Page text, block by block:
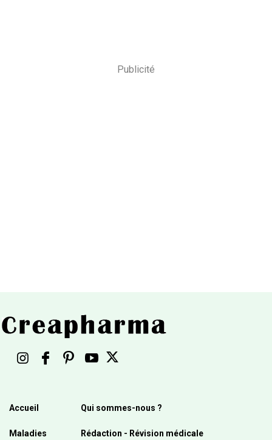
Publicité
Accueil
Maladies
Qui sommes-nous ?
Rédaction - Révision médicale